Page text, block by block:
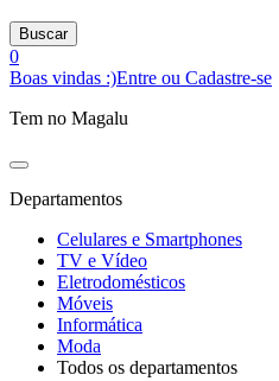
Buscar
0
Boas vindas :)Entre ou Cadastre-se
Tem no Magalu
Departamentos
Celulares e Smartphones
TV e Vídeo
Eletrodomésticos
Móveis
Informática
Moda
Todos os departamentos